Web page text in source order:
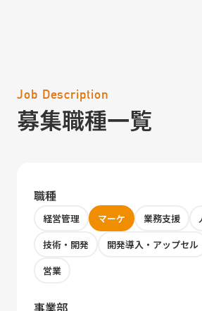
Job Description
募集職種一覧
職種
経営管理 マーケ 業務支援
技術・開発
開発導入・アップセル
営業
事業部